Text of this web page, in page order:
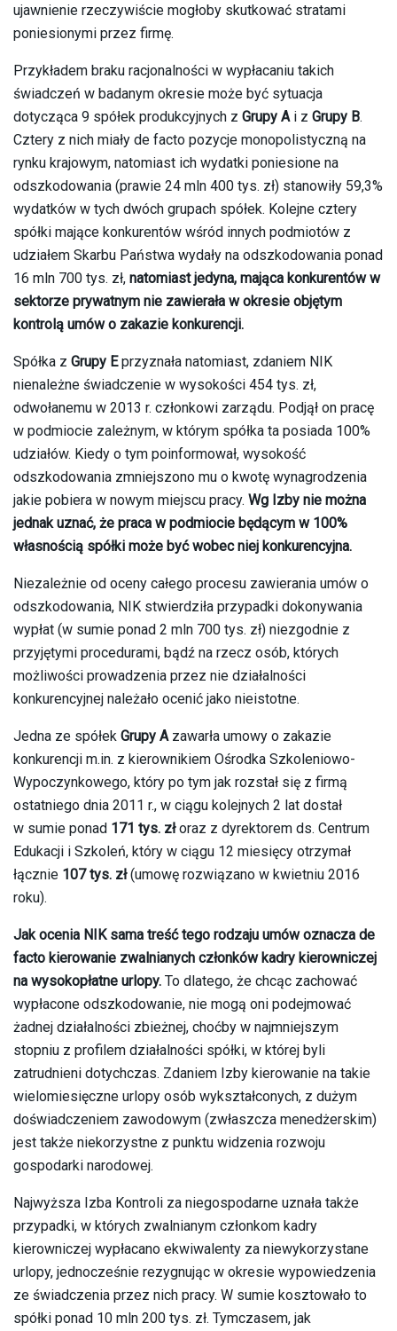
ujawnienie rzeczywiście mogłoby skutkować stratami
poniesionymi przez firmę.
Przykładem braku racjonalności w wypłacaniu takich
świadczeń w badanym okresie może być sytuacja
dotycząca 9 spółek produkcyjnych z Grupy A i z Grupy B.
Cztery z nich miały de facto pozycje monopolistyczną na
rynku krajowym, natomiast ich wydatki poniesione na
odszkodowania (prawie 24 mln 400 tys. zł) stanowiły 59,3%
wydatków w tych dwóch grupach spółek. Kolejne cztery
spółki mające konkurentów wśród innych podmiotów z
udziałem Skarbu Państwa wydały na odszkodowania ponad
16 mln 700 tys. zł, natomiast jedyna, mająca konkurentów w
sektorze prywatnym nie zawierała w okresie objętym
kontrolą umów o zakazie konkurencji.
Spółka z Grupy Eprzyznała natomiast, zdaniem NIK
nienależne świadczenie w wysokości 454 tys. zł,
odwołanemu w 2013 r. członkowi zarządu. Podjął on pracę
w podmiocie zależnym, w którym spółka ta posiada 100%
udziałów. Kiedy o tym poinformował, wysokość
odszkodowania zmniejszono mu o kwotę wynagrodzenia
jakie pobiera w nowym miejscu pracy. Wg Izby nie można
jednak uznać, że praca w podmiocie będącym w 100%
własnością spółki może być wobec niej konkurencyjna.
Niezależnie od oceny całego procesu zawierania umów o
odszkodowania, NIK stwierdziła przypadki dokonywania
wypłat (w sumie ponad 2 mln 700 tys. zł) niezgodnie z
przyjętymi procedurami, bądź na rzecz osób, których
możliwości prowadzenia przez nie działalności
konkurencyjnej należało ocenić jako nieistotne.
Jedna ze spółek Grupy A zawarła umowy o zakazie
konkurencji m.in. z kierownikiem Ośrodka Szkoleniowo-
Wypoczynkowego, który po tym jak rozstał się z firmą
ostatniego dnia 2011 r., w ciągu kolejnych 2 lat dostał
w sumie ponad 171 tys. złoraz z dyrektorem ds. Centrum
Edukacji i Szkoleń, który w ciągu 12 miesięcy otrzymał
łącznie 107 tys. zł(umowę rozwiązano w kwietniu 2016
roku).
Jak ocenia NIK sama treść tego rodzaju umów oznacza de
facto kierowanie zwalnianych członków kadry kierowniczej
na wysokopłatne urlopy. To dlatego, że chcąc zachować
wypłacone odszkodowanie, nie mogą oni podejmować
żadnej działalności zbieżnej, choćby w najmniejszym
stopniu z profilem działalności spółki, w której byli
zatrudnieni dotychczas. Zdaniem Izby kierowanie na takie
wielomiesięczne urlopy osób wykształconych, z dużym
doświadczeniem zawodowym (zwłaszcza menedżerskim)
jest także niekorzystne z punktu widzenia rozwoju
gospodarki narodowej.
Najwyższa Izba Kontroli za niegospodarne uznała także
przypadki, w których zwalnianym członkom kadry
kierowniczej wypłacano ekwiwalenty za niewykorzystane
urlopy, jednocześnie rezygnując w okresie wypowiedzenia
ze świadczenia przez nich pracy. W sumie kosztowało to
spółki ponad 10 mln 200 tys. zł. Tymczasem, jak